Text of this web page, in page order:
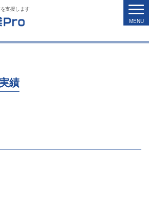
支援します
績